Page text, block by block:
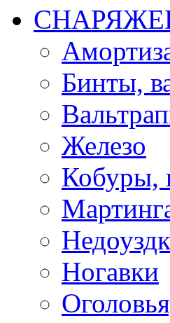
Бинты,
Железо
Кобуры,
Ногавки